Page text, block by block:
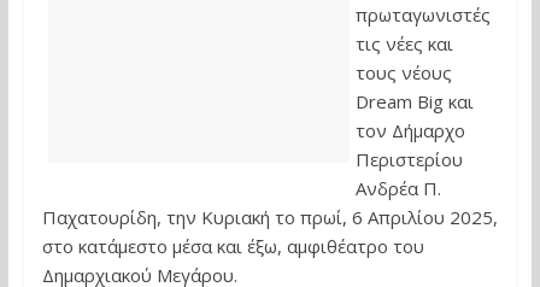
πρωταγωνιστές
τις νέες και
τους νέους
Dream Big και
τον Δήμαρχο
Περιστερίου
Ανδρέα Π.
Παχατουρίδη, την Κυριακή το πρωί, 6 Απριλίου 2025,
στο κατάμεστο μέσα και έξω, αμφιθέατρο του
Δημαρχιακού Μεγάρου.